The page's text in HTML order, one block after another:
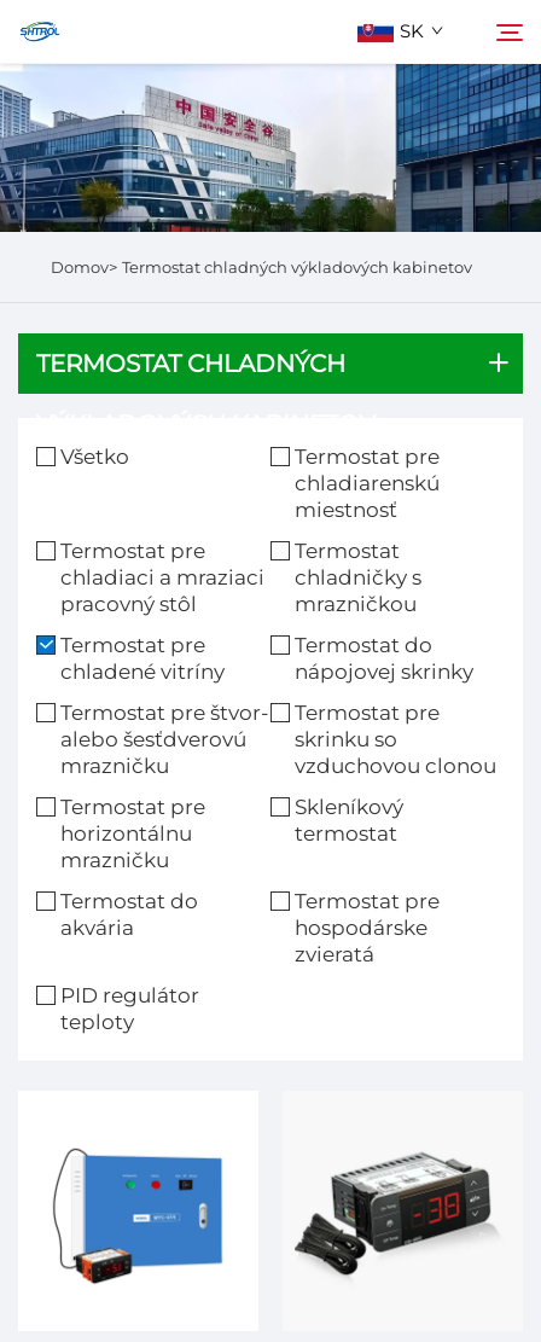
SK
O Nás
Výrobky
Hľadať
Domov> Termostat chladných výkladových kabinetov
TERMOSTAT CHLADNÝCH
Všetko
Termostat pre
chladiarenskú
miestnosť
Termostat pre
chladiaci a mraziaci
pracovný stôl
Termostat
chladničky s
mrazničkou
Termostat pre
chladené vitríny
Termostat do
nápojovej skrinky
Termostat pre štvor-
alebo šesťdverovú
mrazničku
Termostat pre
skrinku so
vzduchovou clonou
Termostat pre
horizontálnu
mrazničku
Skleníkový
termostat
Termostat do
akvária
Termostat pre
hospodárske
zvieratá
PID regulátor
teploty